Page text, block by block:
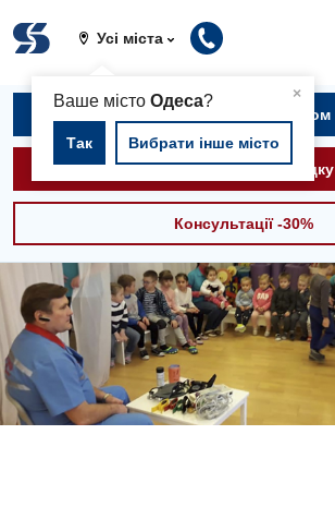
Усі міста
×
Ваше містоОдеса?
Так Вибрати інше місто
Записатися на прийом
Викликати швидку
Консультації -30%